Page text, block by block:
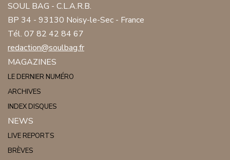
SOUL BAG - C.L.A.R.B.
BP 34 - 93130 Noisy-le-Sec - France
Tél. 07 82 42 84 67
redaction@soulbag.fr
MAGAZINES
LE DERNIER NUMÉRO
ARCHIVES
INDEX DISQUES
NEWS
LIVE REPORTS
BRÈVES